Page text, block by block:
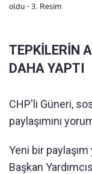
oldu - 3. Resim
TEPKİLERİN
DAHA YAPTI
CHP'li Güneri,
paylaşımını
Yeni bir
Başkan